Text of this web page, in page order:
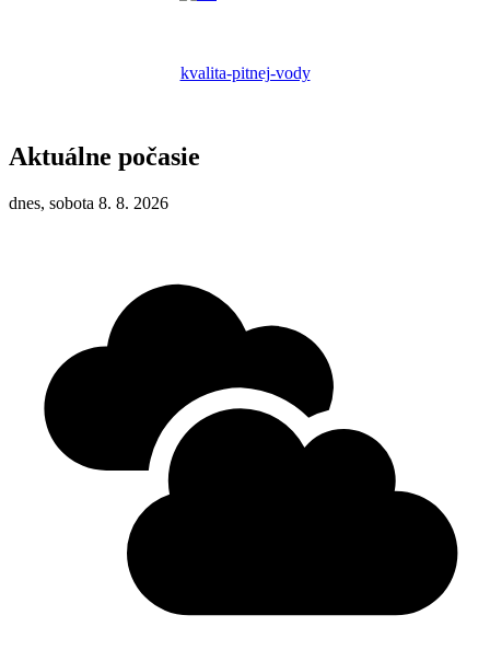
kvalita-pitnej-vody
Aktuálne počasie
dnes, sobota 8. 8. 2026